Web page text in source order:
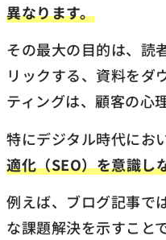
異なります。
その最大の目的は、読
リックする、資料をダ
ティングは、顧客の心
特にデジタル時代にお
適化（SEO）を意識し
例えば、ブログ記事で
な課題解決を示すこと